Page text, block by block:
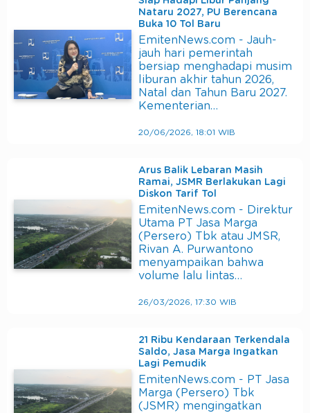
Nataru 2027, PU Berencana
Buka 10 Tol Baru
EmitenNews.com - Jauh-
jauh hari pemerintah
bersiap menghadapi musim
liburan akhir tahun 2026,
Natal dan Tahun Baru 2027.
Kementerian…
20/06/2026, 18:01 WIB
Arus Balik Lebaran Masih
Ramai, JSMR Berlakukan Lagi
Diskon Tarif Tol
EmitenNews.com - Direktur
Utama PT Jasa Marga
(Persero) Tbk atau JMSR,
Rivan A. Purwantono
menyampaikan bahwa
volume lalu lintas…
26/03/2026, 17:30 WIB
21 Ribu Kendaraan Terkendala
Saldo, Jasa Marga Ingatkan
Lagi Pemudik
EmitenNews.com - PT Jasa
Marga (Persero) Tbk
(JSMR) mengingatkan